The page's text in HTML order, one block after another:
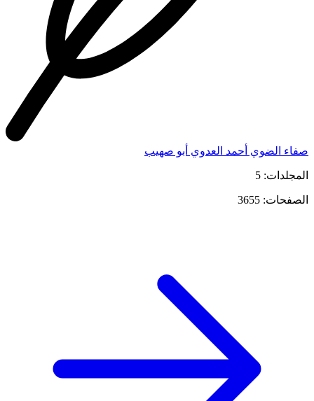
صفاء الضوي أحمد العدوي أبو صهيب
المجلدات: 5
الصفحات: 3655